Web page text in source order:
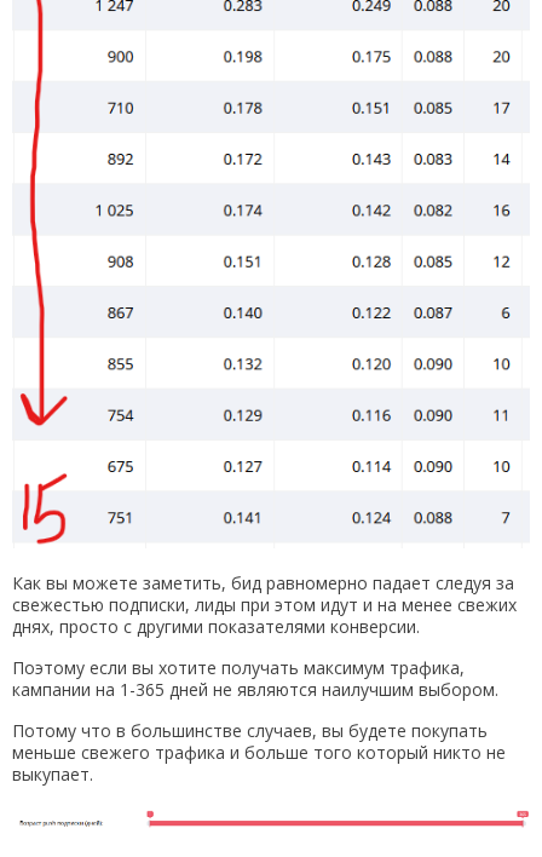
Как вы можете заметить, бид равномерно падает следуя за
свежестью подписки, лиды при этом идут и на менее свежих
днях, просто с другими показателями конверсии.
Поэтому если вы хотите получать максимум трафика,
кампании на 1-365 дней не являются наилучшим выбором.
Потому что в большинстве случаев, вы будете покупать
меньше свежего трафика и больше того который никто не
выкупает.